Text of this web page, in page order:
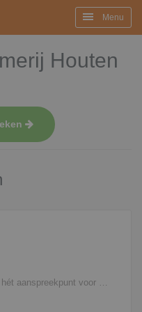
Menu
Houten
De uitvoerder is op de bouwplaats hét aanspreekpunt voor alle betrokken partijen op de bouw. Zo stuur je onderaannemers aan, heb je regelmatig overleg met de projectleider, verdeel je de werkzaamheden over de ploegen en geef je leiding aan junior uitvoerders. Verder ben je verantwoordelijk voor het afroepen van materieel en materialen, de algehele voortgang en planningen, het signaleren van meer- en minderwerk en de volledige personeelsinzet.